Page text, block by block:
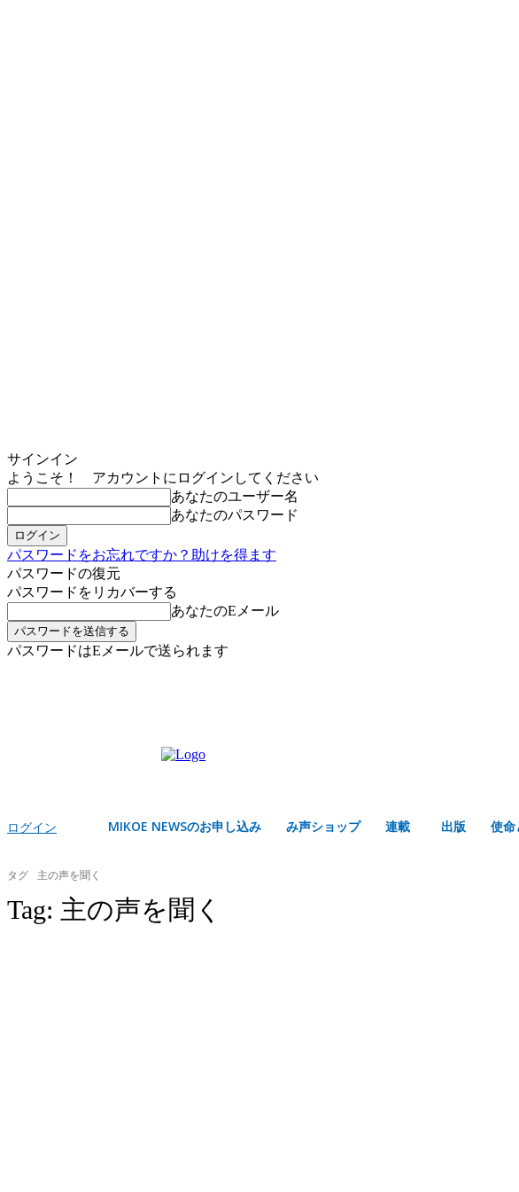
サインイン
ようこそ！ アカウントにログインしてください
あなたのユーザー名
あなたのパスワード
パスワードをお忘れですか？助けを得ます
パスワードの復元
パスワードをリカバーする
あなたのEメール
パスワードはEメールで送られます
ログイン MIKOE NEWSのお申し込み み声ショップ 連載 出版 使命
タグ 主の声を聞く
Tag: 主の声を聞く